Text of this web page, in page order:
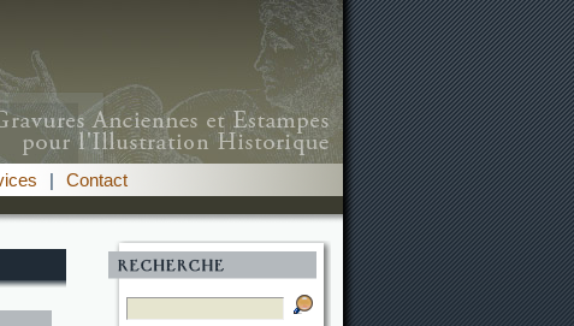
| Contact